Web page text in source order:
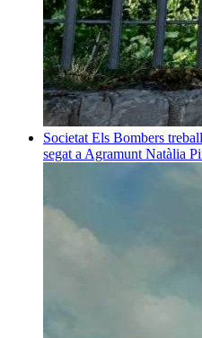
Societat Els Bombers
segat a Agramunt Natàlia